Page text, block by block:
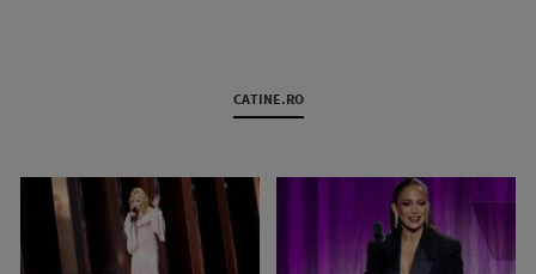
CATINE.RO